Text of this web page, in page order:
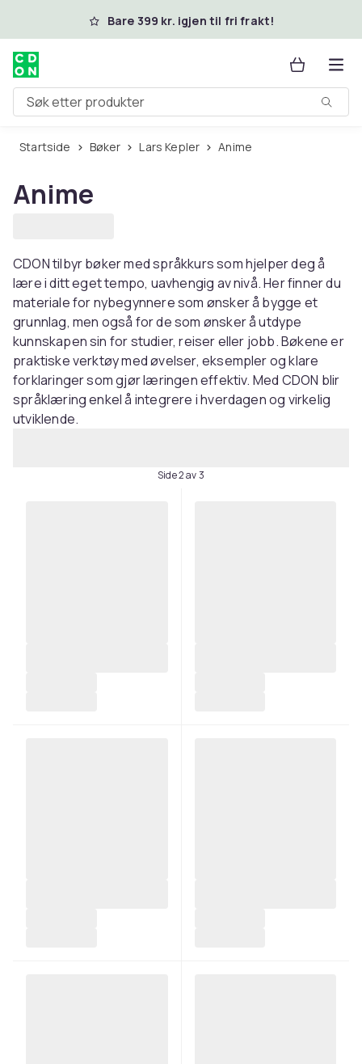
Hopp til hovedinnholdBare 399 kr. igjen til fri frakt!
Søk etter produkter
Startside Bøker Lars Kepler Anime
Anime
CDON tilbyr bøker med språkkurs som hjelper deg å
lære i ditt eget tempo, uavhengig av nivå. Her finner du
materiale for nybegynnere som ønsker å bygge et
grunnlag, men også for de som ønsker å utdype
kunnskapen sin for studier, reiser eller jobb. Bøkene er
praktiske verktøy med øvelser, eksempler og klare
forklaringer som gjør læringen effektiv. Med CDON blir
språklæring enkel å integrere i hverdagen og virkelig
utviklende.
Side 2 av 3